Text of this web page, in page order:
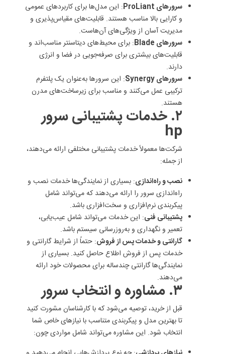
سرورهای ProLiant
: این مدل‌ها برای کاربردهای عمومی
و کارایی بالا مناسب هستند. قابلیت‌های مقیاس‌پذیری و
مدیریت آسان از ویژگی‌های آن‌هاست.
سرورهای Blade
: برای محیط‌های دیتاسنتر مناسب‌اند و
قابلیت‌های بیشتری برای صرفه‌جویی در فضا و انرژی
دارند.
سرورهای Synergy
: این سرورها به‌عنوان یک پلتفرم
ترکیبی عمل می‌کنند و مناسب برای زیرساخت‌های مدرن
هستند.
۲. خدمات پشتیبانی سرور
hp
شرکت‌ها معمولاً خدمات پشتیبانی مختلفی ارائه می‌دهند،
از جمله:
نصب و راه‌اندازی: بسیاری از نمایندگی‌ها خدمات نصب و
راه‌اندازی سرور را ارائه می‌دهند که می‌تواند شامل
پیکربندی نرم‌افزاری و سخت‌افزاری باشد.
پشتیبانی فنی: این خدمات می‌تواند شامل عیب‌یابی،
تعمیر و نگهداری و به‌روزرسانی سیستم باشد.
گارانتی و خدمات پس از فروش: حتماً از شرایط گارانتی و
خدمات پس از فروش اطلاع حاصل کنید. بسیاری از
نمایندگی‌ها گارانتی چندساله برای محصولات خود ارائه
می‌دهند.
۳. مشاوره و انتخاب سرور
قبل از خرید، توصیه می‌شود که با کارشناسان مشورت کنید
تا بهترین مدل و پیکربندی متناسب با نیازهای خاص شما
انتخاب شود. این مشاوره می‌تواند شامل مواردی چون: